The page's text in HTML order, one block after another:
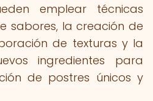
emplear técnicas
sabores, la creación de
de texturas y la
ingredientes para
de postres únicos y